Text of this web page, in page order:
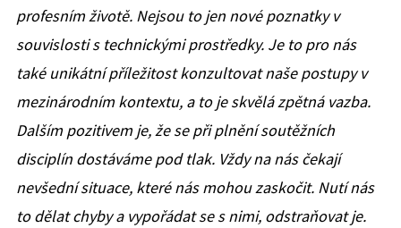
profesním životě. Nejsou to jen nové poznatky v
souvislosti s technickými prostředky. Je to pro nás
také unikátní příležitost konzultovat naše postupy v
mezinárodním kontextu, a to je skvělá zpětná vazba.
Dalším pozitivem je, že se při plnění soutěžních
disciplín dostáváme pod tlak. Vždy na nás čekají
nevšední situace, které nás mohou zaskočit. Nutí nás
to dělat chyby a vypořádat se s nimi, odstraňovat je.